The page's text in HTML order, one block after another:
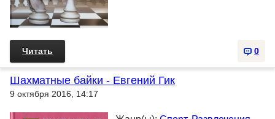
0
Читать
Шахматные байки - Евгений Гик
9 октября 2016, 14:17